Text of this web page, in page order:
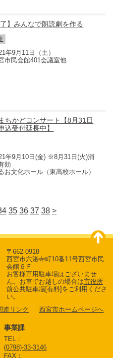
了】みんなで朗読劇を作る
年9月11日（土）
市民会館401会議室他
ちかどコンサート【8月31日
込受付延長中】
年9月10日(金) ※8月31日(火)消
効
お文化ホール（東高校ホール）
35 36 37 38 >
連リンク 西宮市ホームページへ
〒662-0918
西宮市六湛寺町10番11号西宮市民
会館６Ｆ
お客様専用駐車場はございませ
ん。 お車でお越しの場合は市役所
前公共駐車場[有料] をご利用くださ
い。
事業課
TEL：
(0798)-33-3146
FAX：